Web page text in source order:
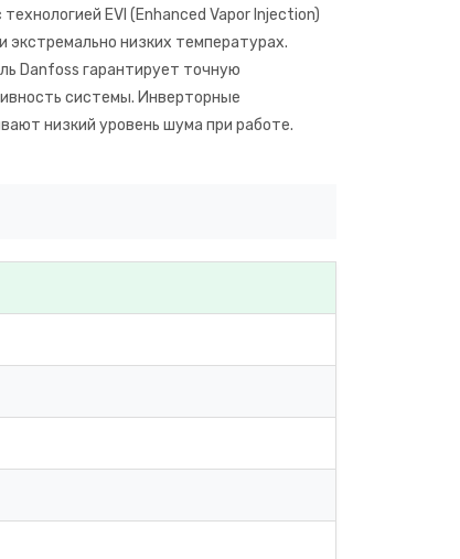
EVI (Enhanced Vapor Injection)
низких температурах.
Danfoss гарантирует точную
системы. Инверторные
низкий уровень шума при работе.